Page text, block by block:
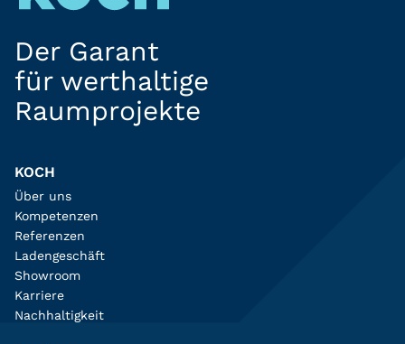
Der Garant
für werthaltige
Raumprojekte
KOCH
Über uns
Kompetenzen
Referenzen
Ladengeschäft
Showroom
Karriere
Nachhaltigkeit